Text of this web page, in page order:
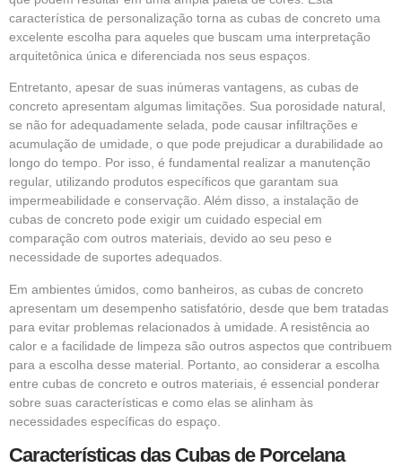
característica de personalização torna as cubas de concreto uma
excelente escolha para aqueles que buscam uma interpretação
arquitetônica única e diferenciada nos seus espaços.
Entretanto, apesar de suas inúmeras vantagens, as cubas de
concreto apresentam algumas limitações. Sua porosidade natural,
se não for adequadamente selada, pode causar infiltrações e
acumulação de umidade, o que pode prejudicar a durabilidade ao
longo do tempo. Por isso, é fundamental realizar a manutenção
regular, utilizando produtos específicos que garantam sua
impermeabilidade e conservação. Além disso, a instalação de
cubas de concreto pode exigir um cuidado especial em
comparação com outros materiais, devido ao seu peso e
necessidade de suportes adequados.
Em ambientes úmidos, como banheiros, as cubas de concreto
apresentam um desempenho satisfatório, desde que bem tratadas
para evitar problemas relacionados à umidade. A resistência ao
calor e a facilidade de limpeza são outros aspectos que contribuem
para a escolha desse material. Portanto, ao considerar a escolha
entre cubas de concreto e outros materiais, é essencial ponderar
sobre suas características e como elas se alinham às
necessidades específicas do espaço.
Características das Cubas de Porcelana